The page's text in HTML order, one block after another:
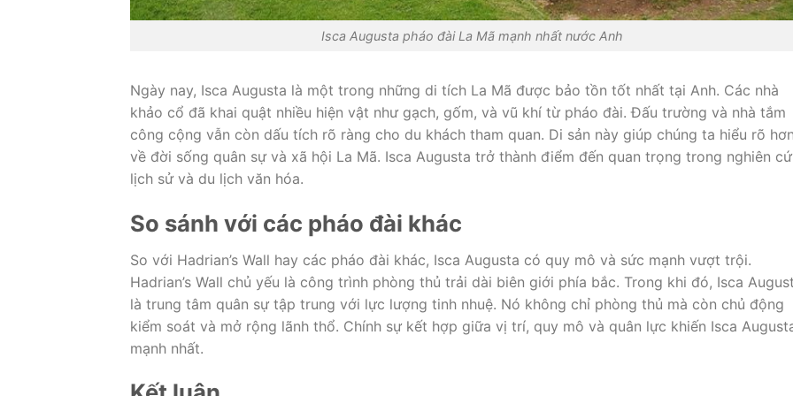
Isca Augusta pháo đài La Mã mạnh nhất nước Anh
Ngày nay, Isca Augusta là một trong những di tích La Mã được bảo tồn tốt nhất tại Anh. Các nhà
khảo cổ đã khai quật nhiều hiện vật như gạch, gốm, và vũ khí từ pháo đài. Đấu trường và nhà tắm
công cộng vẫn còn dấu tích rõ ràng cho du khách tham quan. Di sản này giúp chúng ta hiểu rõ hơn
về đời sống quân sự và xã hội La Mã. Isca Augusta trở thành điểm đến quan trọng trong nghiên
lịch sử và du lịch văn hóa.
So sánh với các pháo đài khác
So với Hadrian’s Wall hay các pháo đài khác, Isca Augusta có quy mô và sức mạnh vượt trội.
Hadrian’s Wall chủ yếu là công trình phòng thủ trải dài biên giới phía bắc. Trong khi đó, Isca
là trung tâm quân sự tập trung với lực lượng tinh nhuệ. Nó không chỉ phòng thủ mà còn chủ động
kiểm soát và mở rộng lãnh thổ. Chính sự kết hợp giữa vị trí, quy mô và quân lực khiến Isca
mạnh nhất.